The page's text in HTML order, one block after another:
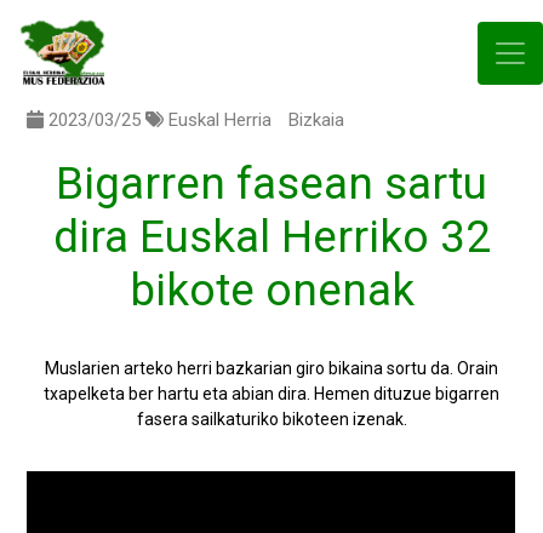
2023/03/25 Euskal Herria Bizkaia
Bigarren fasean sartu
dira Euskal Herriko 32
bikote onenak
Muslarien arteko herri bazkarian giro bikaina sortu da. Orain
txapelketa ber hartu eta abian dira. Hemen dituzue bigarren
fasera sailkaturiko bikoteen izenak.